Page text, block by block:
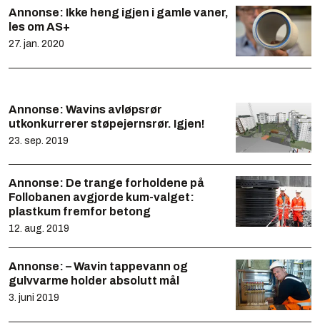
Annonse: Ikke heng igjen i gamle vaner,
les om AS+
27. jan. 2020
Annonse: Wavins avløpsrør
utkonkurrerer støpejernsrør. Igjen!
23. sep. 2019
Annonse: De trange forholdene på
Follobanen avgjorde kum-valget:
plastkum fremfor betong
12. aug. 2019
Annonse: – Wavin tappevann og
gulvvarme holder absolutt mål
3. juni 2019